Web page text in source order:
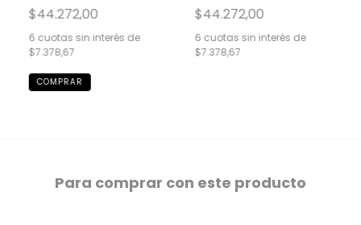
$44.272,00
6 cuotas sin interés de
$7.378,67
$44.272,00
6 cuotas sin interés de
$7.378,67
Para comprar con este producto